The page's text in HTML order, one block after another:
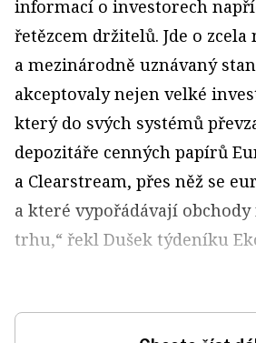
informací o investorech
řetězcem držitelů. Jde o zcela
a mezinárodně uznávaný
akceptovaly nejen velké
který do svých systémů
depozitáře cenných papírů
a Clearstream, přes něž se
a které vypořádávají
trhu,“ řekl Dušek týdeníku